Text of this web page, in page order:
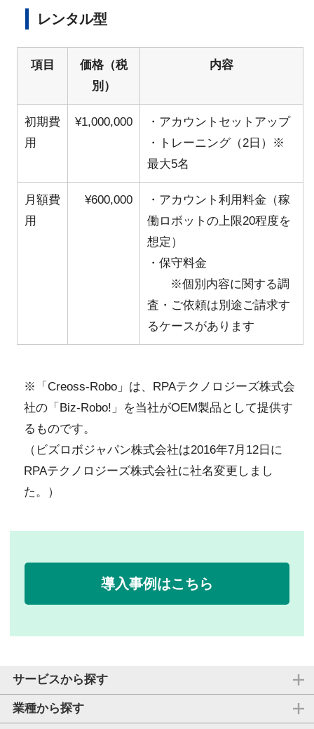
レンタル型
項目
価格（税
別）
内容
初期費
用
¥1,000,000
・アカウントセットアップ
・トレーニング（2日）※
最大5名
月額費
用
¥600,000
・アカウント利用料金（稼
働ロボットの上限20程度を
想定）
・保守料金
※個別内容に関する調
査・ご依頼は別途ご請求す
るケースがあります
※「Creoss-Robo」は、RPAテクノロジーズ株式会
社の「Biz-Robo!」を当社がOEM製品として提供す
るものです。
（ビズロボジャパン株式会社は2016年7月12日に
RPAテクノロジーズ株式会社に社名変更しまし
た。）
導入事例はこちら
サービスから探す
業種から探す